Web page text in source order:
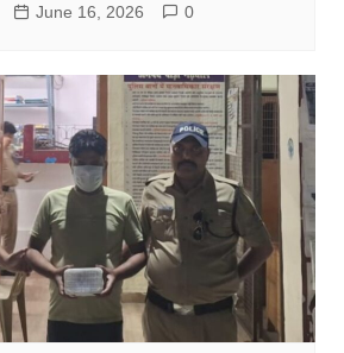
June 16, 2026 0